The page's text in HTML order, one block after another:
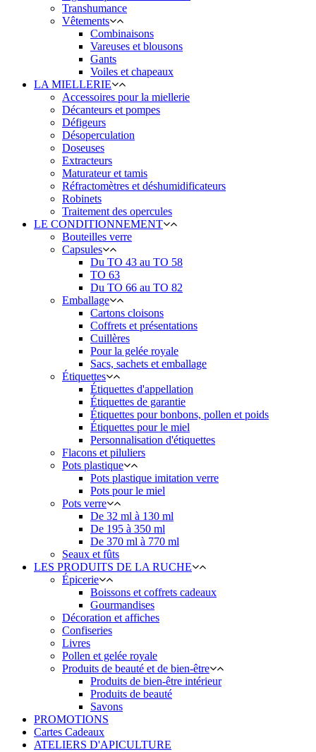
Transhumance
Vêtements
Combinaisons
Vareuses et blousons
Gants
Voiles et chapeaux
LA MIELLERIE
Accessoires pour la miellerie
Décanteurs et pompes
Défigeurs
Désoperculation
Doseuses
Extracteurs
Maturateur et tamis
Réfractomètres et déshumidificateurs
Robinets
Traitement des opercules
LE CONDITIONNEMENT
Bouteilles verre
Capsules
Du TO 43 au TO 58
TO 63
Du TO 66 au TO 82
Emballage
Cartons cloisons
Coffrets et présentations
Cuillères
Pour la gelée royale
Sacs, sachets et emballage
Étiquettes
Étiquettes d'appellation
Étiquettes de garantie
Étiquettes pour bonbons, pollen et poids
Étiquettes pour le miel
Personnalisation d'étiquettes
Flacons et piluliers
Pots plastique
Pots plastique imitation verre
Pots pour le miel
Pots verre
De 32 ml à 130 ml
De 195 à 350 ml
De 370 ml à 770 ml
Seaux et fûts
LES PRODUITS DE LA RUCHE
Épicerie
Boissons et coffrets cadeaux
Gourmandises
Décoration et affiches
Confiseries
Livres
Pollen et gelée royale
Produits de beauté et de bien-être
Produits de bien-être intérieur
Produits de beauté
Savons
PROMOTIONS
Cartes Cadeaux
ATELIERS D'APICULTURE